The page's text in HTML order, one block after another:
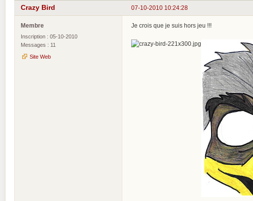
07-10-2010 10:24:28
Crazy Bird
Membre
Inscription : 05-10-2010
Messages : 11
Site Web
Je crois que je suis hors jeu !!!